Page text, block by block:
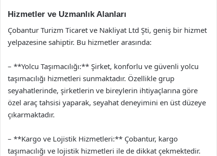
Hizmetler ve Uzmanlık Alanları
Çobantur Turizm Ticaret ve Nakliyat Ltd Şti, geniş bir hizmet
yelpazesine sahiptir. Bu hizmetler arasında:
– **Yolcu Taşımacılığı:** Şirket, konforlu ve güvenli yolcu
taşımacılığı hizmetleri sunmaktadır. Özellikle grup
seyahatlerinde, şirketlerin ve bireylerin ihtiyaçlarına göre
özel araç tahsisi yaparak, seyahat deneyimini en üst düzeye
çıkarmaktadır.
– **Kargo ve Lojistik Hizmetleri:** Çobantur, kargo
taşımacılığı ve lojistik hizmetleri ile de dikkat çekmektedir.